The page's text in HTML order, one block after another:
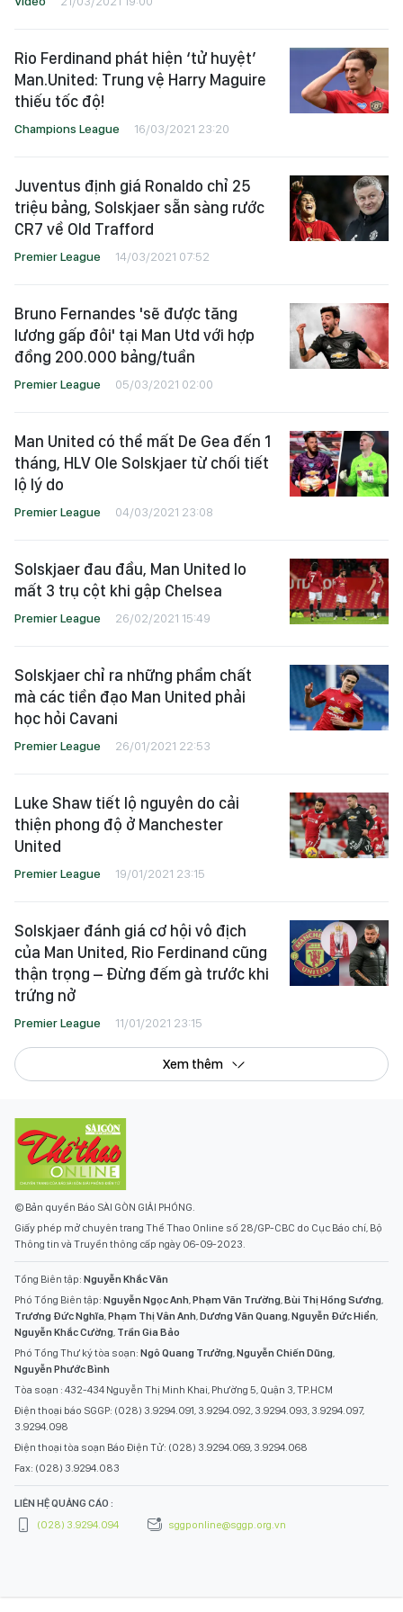
Rio Ferdinand phát hiện ‘tử huyệt’
Man.United: Trung vệ Harry Maguire
thiếu tốc độ!
Champions League 16/03/2021 23:20
Juventus định giá Ronaldo chỉ 25
triệu bảng, Solskjaer sẵn sàng rước
CR7 về Old Trafford
Premier League 14/03/2021 07:52
Bruno Fernandes 'sẽ được tăng
lương gấp đôi' tại Man Utd với hợp
đồng 200.000 bảng/tuần
Premier League 05/03/2021 02:00
Man United có thể mất De Gea đến 1
tháng, HLV Ole Solskjaer từ chối tiết
lộ lý do
Premier League 04/03/2021 23:08
Solskjaer đau đầu, Man United lo
mất 3 trụ cột khi gập Chelsea
Premier League 26/02/2021 15:49
Solskjaer chỉ ra những phẩm chất
mà các tiền đạo Man United phải
học hỏi Cavani
Premier League 26/01/2021 22:53
Luke Shaw tiết lộ nguyên do cải
thiện phong độ ở Manchester
United
Premier League 19/01/2021 23:15
Solskjaer đánh giá cơ hội vô địch
của Man United, Rio Ferdinand cũng
thận trọng – Đừng đếm gà trước khi
trứng nở
Premier League 11/01/2021 23:15
Xem thêm
© Bản quyền Báo SÀI GÒN GIẢI PHÓNG.
Giấy phép mở chuyên trang Thể Thao Online số 28/GP-CBC do Cục Báo chí, Bộ
Thông tin và Truyền thông cấp ngày 06-09-2023.
Tổng Biên tập: Nguyễn Khắc Văn
Phó Tổng Biên tập: Nguyễn Ngọc Anh,Phạm Văn Trường,Bùi Thị Hồng Sương,
Trương Đức Nghĩa,Phạm Thị Vân Anh,Dương Văn Quang,Nguyễn Đức Hiển,
Nguyễn Khắc Cường, Trần Gia Bảo
Phó Tổng Thư ký tòa soạn: Ngô Quang Trưởng,Nguyễn Chiến Dũng,
Nguyễn Phước Bình
Tòa soạn : 432-434 Nguyễn Thị Minh Khai, Phường 5, Quận 3, TP.HCM
Điện thoại báo SGGP: (028) 3.9294.091, 3.9294.092, 3.9294.093, 3.9294.097,
3.9294.098
Điện thoại tòa soạn Báo Điện Tử: (028) 3.9294.069, 3.9294.068
Fax: (028) 3.9294.083
LIÊN HỆ QUẢNG CÁO :
(028) 3.9294.094
sggponline@sggp.org.vn